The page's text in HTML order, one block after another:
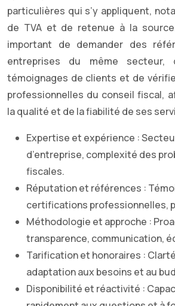
particulières qui s’y appliquent,
de TVA et de retenue à la
important de demander des
entreprises du même secteur,
témoignages de clients et de
professionnelles du conseil fiscal,
la qualité et de la fiabilité de ses
Expertise et expérience :
d’entreprise, complexité des
fiscales.
Réputation et références :
certifications professionnelles,
Méthodologie et approche :
transparence, communication,
Tarification et honoraires :
adaptation aux besoins et au
Disponibilité et réactivité :